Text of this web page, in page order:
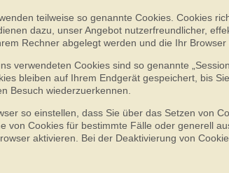
teilweise so genannte Cookies. Cookies
dazu, unser Angebot nutzerfreundlicher,
Rechner abgelegt werden und die Ihr Browser
verwendeten Cookies sind so genannte
bleiben auf Ihrem Endgerät gespeichert, bis
Besuch wiederzuerkennen.
so einstellen, dass Sie über das Setzen von
von Cookies für bestimmte Fälle oder generell
aktivieren. Bei der Deaktivierung von